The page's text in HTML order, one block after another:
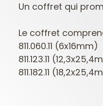
Un coffret qui
Le coffret
811.060.11 (6x16mm)
811.123.11
811.182.11